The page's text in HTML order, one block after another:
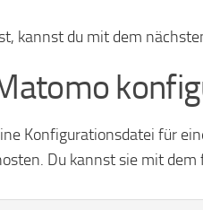
kannst du mit dem
Konfigurationsdatei für
Du kannst sie mit